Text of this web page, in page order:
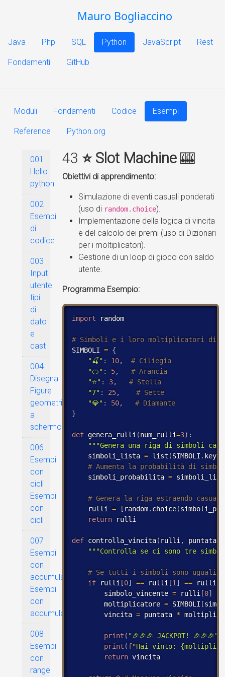
Mauro Bogliaccino
Java Php SQL Python JavaScript Rest
Fondamenti GitHub
Moduli Fondamenti Codice Esempi
Reference Python.org
001
Hello
python
002
Esempi
di
codice
003
Input
utente
tipi
di
dato
e
cast
004
Disegna
Figure
geometriche
a
schermo
006
Esempi
con
cicli
Esempi
con
cicli
007
Esempi
con
accumulatore
Esempi
con
accumulatore
008
Esempi
con
range
43 ⭐ Slot Machine 🎰
Obiettivi di apprendimento:
Simulazione di eventi casuali ponderati
(uso di random.choice).
Implementazione della logica di vincita
e del calcolo dei premi (uso di Dizionari
per i moltiplicatori).
Gestione di un loop di gioco con saldo
utente.
Programma Esempio:
import random
SIMBOLI = {
"🍒" : 10,
# Ciliegia
"🍊" : 5,
# Arancia
"⭐" : 3,
# Stella
"7" : 25,
# Sette
"💎" : 50,
# Diamante
}
def genera_rulli (num_rulli=3) :
"""Genera una riga di simboli
    simboli_lista
= list (SIMBOLI . keys
    simboli_probabilita
=
    rulli
= [ random. choice(
return rulli
def controlla_vincita( rulli , puntata)
"""Controlla se ci sono tre
if rulli [0] == rulli [1 ] == rulli
        simbolo_vincente
= rulli [0]
        moltiplicatore
= SIMBOLI [
        vincita
= puntata *
print ( "🎉🎉🎉 JACKPOT! 🎉🎉🎉"
print (f"Hai vinto:
return vincita